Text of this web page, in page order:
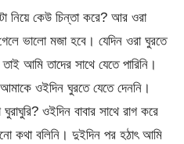
কেউ চিন্তা করে? আর ওরা
ভালো মজা হবে। যেদিন ওরা ঘুরতে
আমি তাদের সাথে যেতে পারিনি।
আমাকে ওইদিন ঘুরতে যেতে দেননি।
ওইদিন বাবার সাথে রাগ করে
কথা বলিনি। দুইদিন পর হঠাৎ আমি